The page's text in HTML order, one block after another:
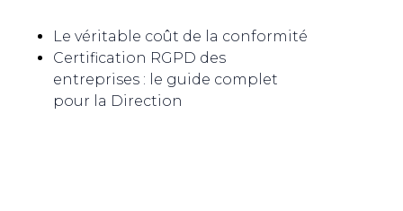
Le véritable coût de la conformité
Certification RGPD des
entreprises : le guide complet
pour la Direction